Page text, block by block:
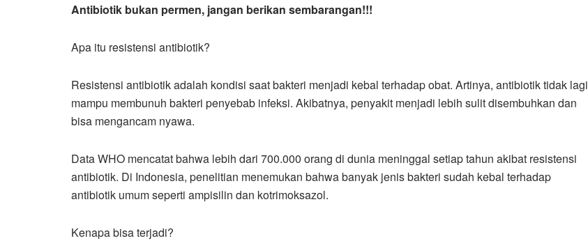
Antibiotik bukan permen, jangan berikan sembarangan!!!
Apa itu resistensi antibiotik?
Resistensi antibiotik adalah kondisi saat bakteri menjadi kebal terhadap obat. Artinya, antibiotik tidak lagi
mampu membunuh bakteri penyebab infeksi. Akibatnya, penyakit menjadi lebih sulit disembuhkan dan
bisa mengancam nyawa.
Data WHO mencatat bahwa lebih dari 700.000 orang di dunia meninggal setiap tahun akibat resistensi
antibiotik. Di Indonesia, penelitian menemukan bahwa banyak jenis bakteri sudah kebal terhadap
antibiotik umum seperti ampisilin dan kotrimoksazol.
Kenapa bisa terjadi?